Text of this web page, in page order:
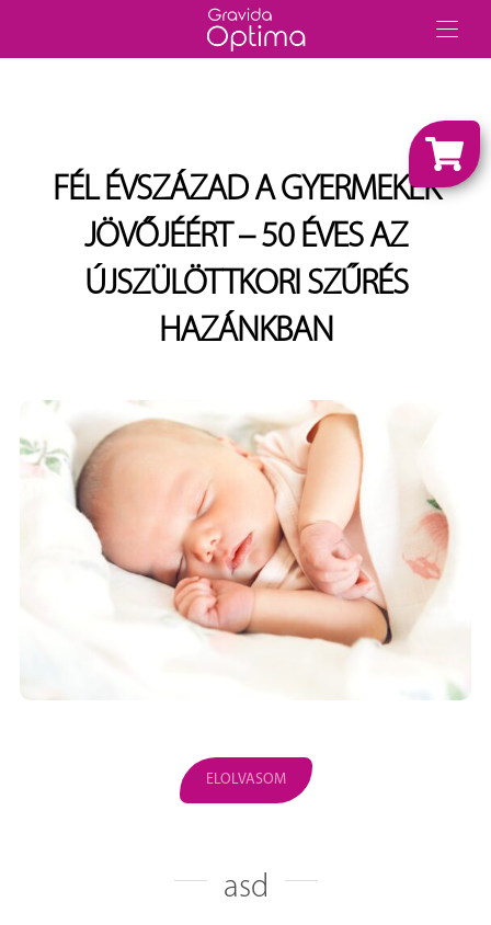
FÉL ÉVSZÁZAD A GYERMEKEK
JÖVŐJÉÉRT – 50 ÉVES AZ
ÚJSZÜLÖTTKORI SZŰRÉS
HAZÁNKBAN
ELOLVASOM
asd